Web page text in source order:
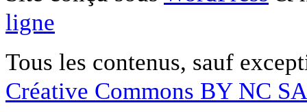
ligne
Tous les contenus, sauf
Créative Commons BY NC SA